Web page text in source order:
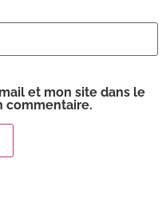
et mon site dans le
commentaire.